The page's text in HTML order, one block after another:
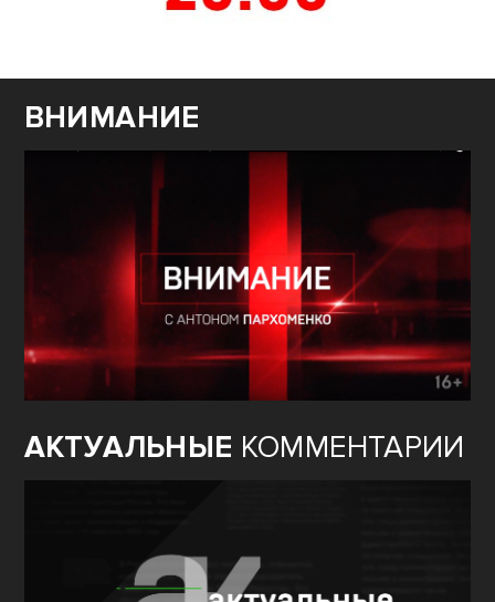
ВНИМАНИЕ
АКТУАЛЬНЫЕ КОММЕНТАРИИ